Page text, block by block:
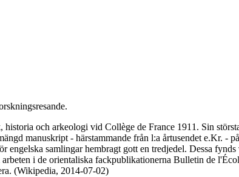
och arkeologi vid Collège de France 1911. Sin
manuskript - härstammande från l:a årtusendet e.Kr. -
samlingar hembragt gott en tredjedel. Dessa fynds
i de orientaliska fackpublikationerna Bulletin de
(Wikipedia, 2014-07-02)